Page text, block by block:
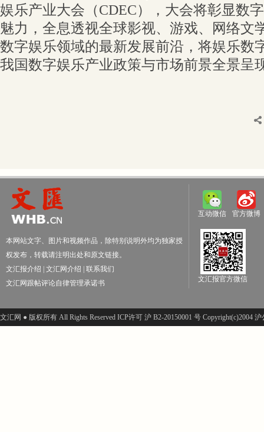
娱乐产业大会（CDEC），大会将彰显数
魅力，全息透视全球影视、游戏、网络文
数字娱乐领域的最新发展前沿，将娱乐数
我国数字娱乐产业政策与市场前景全景呈
本网站文字、图片和视频作品，除特别说明外均为独家授
权发布，转载请注明出处和原文链接。
文汇报介绍
文汇网介绍
联系我们
文汇网跟帖评论自律管理承诺书
互动微信 官方微博
文汇报官方微信
文汇网 ● 版权所有 All Rights Reserved ICP许可 沪 B2-20150001 号 Copyright(c)2004